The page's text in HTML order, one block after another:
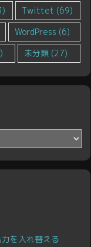
Twittet (69)
WordPress (6)
未分類 (27)
を入れ替える